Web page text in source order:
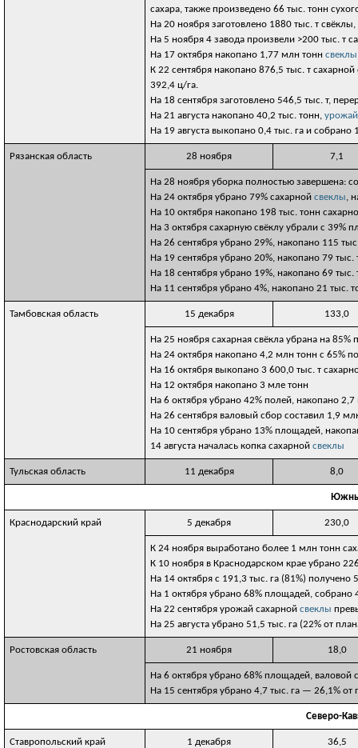
сахара, также произведено 66 тыс. тонн
На 20 ноября заготовлено 1880 тыс. т
На 5 ноября 4 завода произвели >200 тыс. т
На 17 октября накопано 1,77 млн тонн свеклы
К 22 сентября накопано 876,5 тыс. т
392,4 ц/га.
На 18 сентября заготовлено 546,5 тыс. т,
На 21 августа накопано 40,2 тыс. тонн,
На 19 августа выкопано 0,4 тыс. га и
Рязанская область 28 ноября 7,1
На 28 ноября уборка полностью завершена:
На 24 октября убрано 79% сахарной свеклы,
На 10 октября накопано 198 тыс. тонн
На 3 октября сахарную свёклу убрали с 39%
На 26 сентября убрано 29%, накопано 115
На 19 сентября убрано 20%, накопано 79 тыс.
На 18 сентября убрано 19%, накопано 69 тыс.
На 11 сентября убрано 4%, накопано 21 тыс.
Тамбовская область 15 декабря 133,0
На 25 ноября сахарная свёкла убрана на
На 24 октября накопано 4,2 млн тонн с 65%
На 16 октября выкопано 3 600,0 тыс. т
На 12 октября накопано 3 мле тонн
На 6 октября убрано 42% полей, накопано
На 26 сентября валовый сбор составил 1,9
На 10 сентября убрано 13% площадей,
14 августа началась копка сахарной свеклы
Тульская область 11 декабря 8,0
Краснодарский край 5 декабря 230,0
К 24 ноября выработано более 1 млн тонн
К 10 ноября в Краснодарском крае убрано
На 14 октября с 191,3 тыс. га (81%) получено
На 1 октября убрано 68% площадей,
На 22 сентября урожай сахарной свеклы
На 25 августа убрано 51,5 тыс. га (22% от
Ростовская область 21 ноября 18,0
На 6 октября убрано 68% площадей, валовой
На 15 сентября убрано 4,7 тыс. га — 26,1% от
Северо-
Ставропольский край 1 декабря 36,5